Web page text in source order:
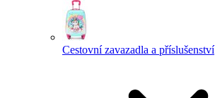
Cestovní zavazadla a příslušenství